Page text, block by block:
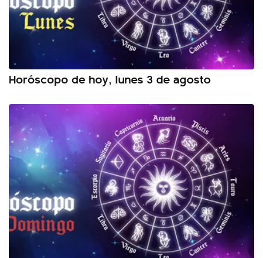
Horóscopo de hoy, lunes 3 de agosto